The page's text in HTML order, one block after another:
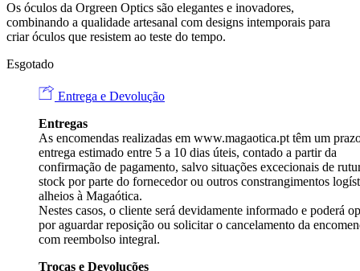
Os óculos da Orgreen Optics são elegantes e inovadores,
combinando a qualidade artesanal com designs intemporais para
criar óculos que resistem ao teste do tempo.
Esgotado
Entrega e Devolução
Entregas
As encomendas realizadas em www.magaotica.pt têm um
entrega estimado entre 5 a 10 dias úteis, contado a partir da
confirmação de pagamento, salvo situações excecionais de
stock por parte do fornecedor ou outros constrangimentos
alheios à Magaótica.
Nestes casos, o cliente será devidamente informado e poderá
por aguardar reposição ou solicitar o cancelamento da
com reembolso integral.
Trocas e Devoluções